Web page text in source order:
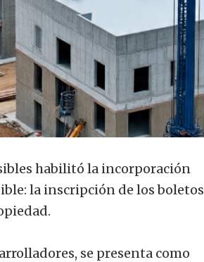
habilitó la incorporación
la inscripción de los boletos
se presenta como